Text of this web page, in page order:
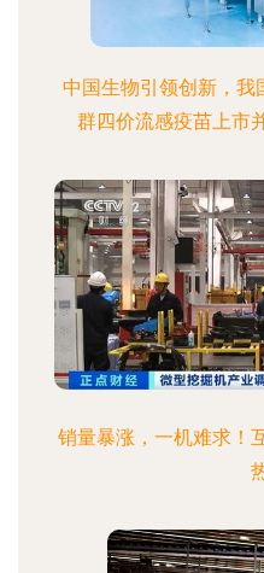
中国生物引领创新，我
群四价流感疫苗上市
销量暴涨，一机难求！